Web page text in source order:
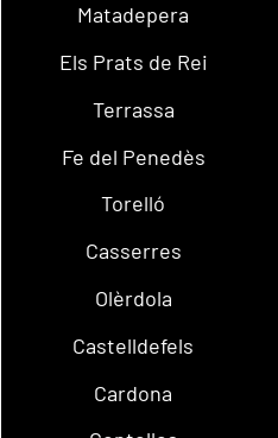
Matadepera
Els Prats de Rei
Terrassa
Fe del Penedès
Torelló
Casserres
Olèrdola
Castelldefels
Cardona